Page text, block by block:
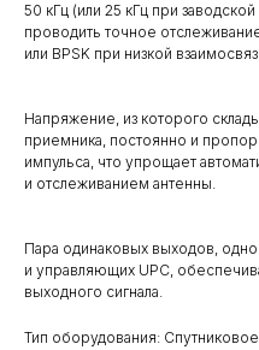
50 кГц (или 25 кГц при
проводить точное
или BPSK при низкой
Напряжение, из которого
приемника, постоянно и
импульса, что упрощает
и отслеживанием антенны.
Пара одинаковых выходов,
и управляющих UPC,
выходного сигнала.
Тип оборудования: Спутниковое